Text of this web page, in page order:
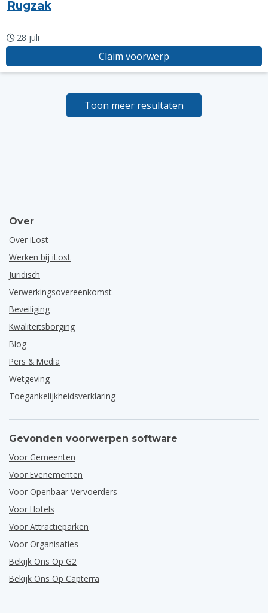
Rugzak
28 juli
Claim voorwerp
Toon meer resultaten
Over
Over iLost
Werken bij iLost
Juridisch
Verwerkingsovereenkomst
Beveiliging
Kwaliteitsborging
Blog
Pers & Media
Wetgeving
Toegankelijkheidsverklaring
Gevonden voorwerpen software
Voor Gemeenten
Voor Evenementen
Voor Openbaar Vervoerders
Voor Hotels
Voor Attractieparken
Voor Organisaties
Bekijk Ons Op G2
Bekijk Ons Op Capterra